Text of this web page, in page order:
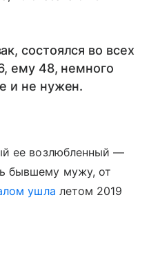
состоялся во всех
ему 48, немного
и не нужен.
ее возлюбленный —
бывшему мужу, от
ушла летом 2019